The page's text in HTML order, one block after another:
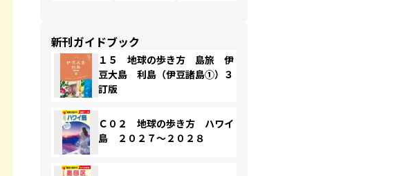
新刊ガイドブック
１５ 地球の歩き方 島旅 伊
豆大島 利島（伊豆諸島①）３
訂版
Ｃ０２ 地球の歩き方 ハワイ
島 ２０２７～２０２８